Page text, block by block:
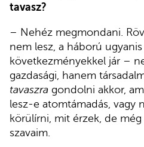
tavasz?
– Nehéz megmondani.
nem lesz, a háború
következményekkel jár –
gazdasági, hanem
tavaszra gondolni akkor,
lesz-e atomtámadás, vagy
körülírni, mit érzek, de
szavaim.